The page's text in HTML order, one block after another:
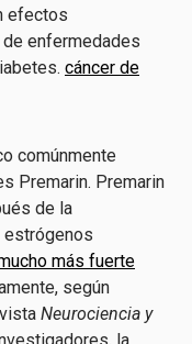
efectos
enfermedades
cáncer de
comúnmente
Premarin. Premarin
de la
estrógenos
más fuerte
según
Neurociencia y